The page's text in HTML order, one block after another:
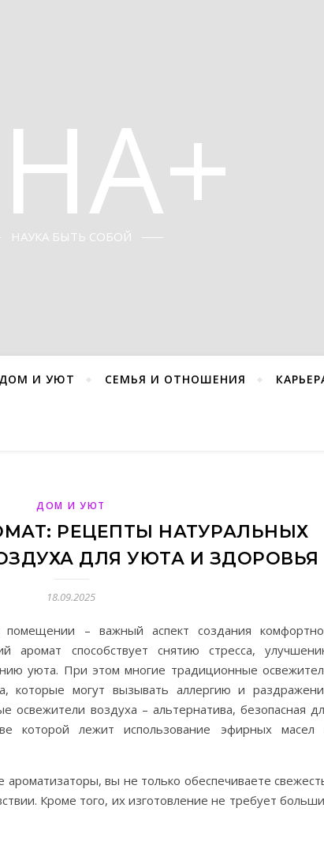
НАУКА БЫТЬ СОБОЙ
ДОМ И УЮТ СЕМЬЯ И ОТНОШЕНИЯ
ДОМ И УЮТ
РЕЦЕПТЫ НАТУРАЛЬНЫХ
ДЛЯ УЮТА И ЗДОРОВЬЯ
18.09.2025
помещении – важный аспект создания
аромат способствует снятию стресса,
уюта. При этом многие традиционные
которые могут вызывать аллергию и
освежители воздуха – альтернатива, безопасная
которой лежит использование эфирных масел
вы не только обеспечиваете
Кроме того, их изготовление не требует